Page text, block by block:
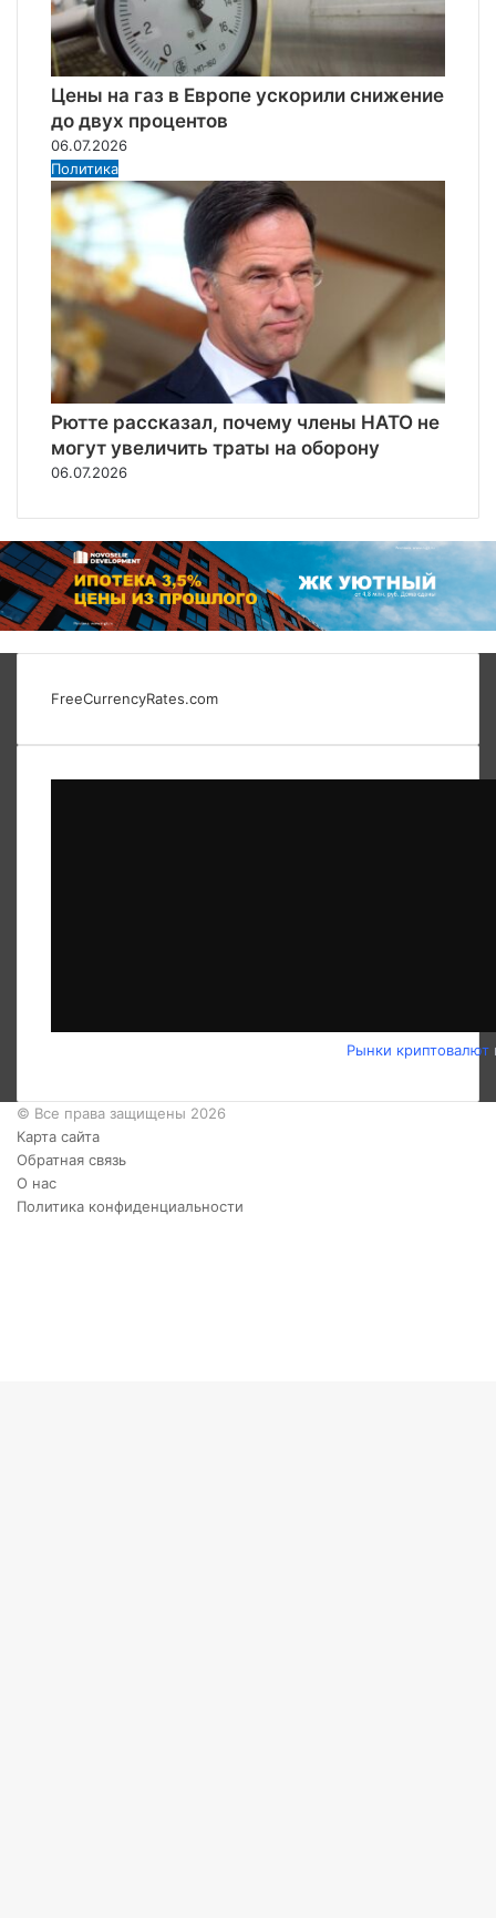
Цены на газ в Европе ускорили снижение
до двух процентов
06.07.2026
Политика
Рютте рассказал, почему члены НАТО не
могут увеличить траты на оборону
06.07.2026
FreeCurrencyRates.com
Рынки криптовалют
© Все права защищены 2026
Карта сайта
Обратная связь
О нас
Политика конфиденциальности